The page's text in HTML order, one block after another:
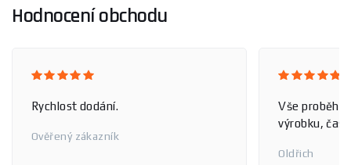
Hodnocení obchodu
Rychlost dodání.
Ověřený zákazník
Vše
výrobku, čas
Oldřich